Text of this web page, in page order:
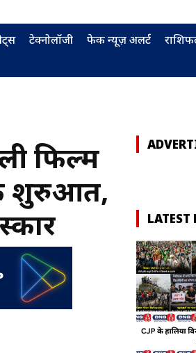
टेक्नोलॉजी फेक न्यूज़ अलर्ट
फिल्म
शुरुआत,
LATEST